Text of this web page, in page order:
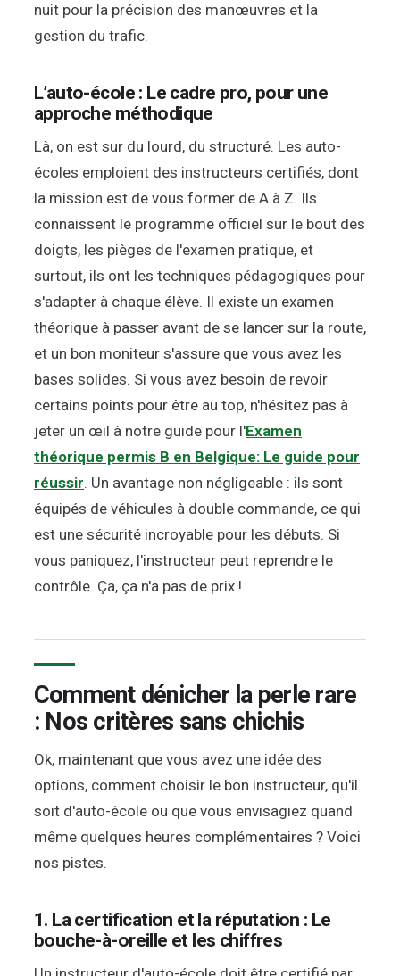
nuit pour la précision des manœuvres et la
gestion du trafic.
L’auto-école : Le cadre pro, pour une
approche méthodique
Là, on est sur du lourd, du structuré. Les auto-
écoles emploient des instructeurs certifiés, dont
la mission est de vous former de A à Z. Ils
connaissent le programme officiel sur le bout des
doigts, les pièges de l'examen pratique, et
surtout, ils ont les techniques pédagogiques pour
s'adapter à chaque élève. Il existe un examen
théorique à passer avant de se lancer sur la route,
et un bon moniteur s'assure que vous avez les
bases solides. Si vous avez besoin de revoir
certains points pour être au top, n'hésitez pas à
jeter un œil à notre guide pour l'Examen
théorique permis B en Belgique: Le guide pour
réussir. Un avantage non négligeable : ils sont
équipés de véhicules à double commande, ce qui
est une sécurité incroyable pour les débuts. Si
vous paniquez, l'instructeur peut reprendre le
contrôle. Ça, ça n'a pas de prix !
Comment dénicher la perle rare
: Nos critères sans chichis
Ok, maintenant que vous avez une idée des
options, comment choisir le bon instructeur, qu'il
soit d'auto-école ou que vous envisagiez quand
même quelques heures complémentaires ? Voici
nos pistes.
1. La certification et la réputation : Le
bouche-à-oreille et les chiffres